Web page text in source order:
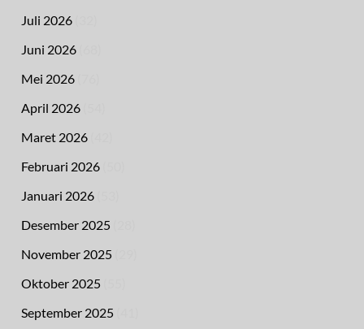
Juli 2026
Juni 2026
Mei 2026
April 2026
Maret 2026
Februari 2026
Januari 2026
Desember 2025
November 2025
Oktober 2025
September 2025